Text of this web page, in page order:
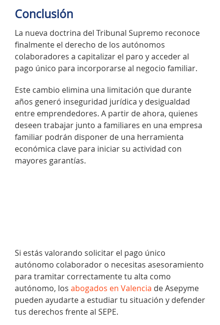
Conclusión
La nueva doctrina del Tribunal Supremo reconoce
finalmente el derecho de los autónomos
colaboradores a capitalizar el paro y acceder al
pago único para incorporarse al negocio familiar.
Este cambio elimina una limitación que durante
años generó inseguridad jurídica y desigualdad
entre emprendedores. A partir de ahora, quienes
deseen trabajar junto a familiares en una empresa
familiar podrán disponer de una herramienta
económica clave para iniciar su actividad con
mayores garantías.
Si estás valorando solicitar el pago único
autónomo colaborador o necesitas asesoramiento
para tramitar correctamente tu alta como
autónomo, los abogados en Valencia de Asepyme
pueden ayudarte a estudiar tu situación y defender
tus derechos frente al SEPE.